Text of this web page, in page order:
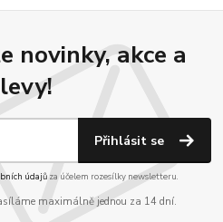
novinky, akce a
Přihlásit se
údajůza účelem rozesílky newsletteru.
maximálně jednou za 14 dní.